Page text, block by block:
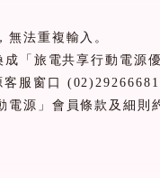
無法重複輸入。
成「旅電共享行動電源
客服窗口 (02)29266681
電源」會員條款及細則